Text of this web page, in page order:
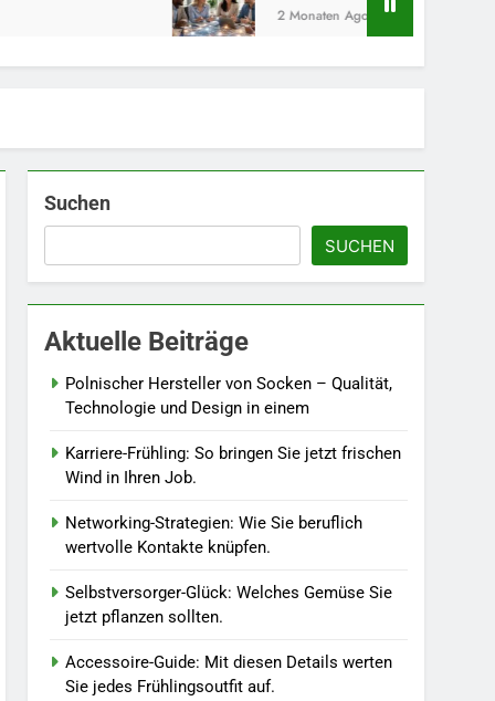
2 Monaten Ago
Suchen
SUCHEN
Aktuelle Beiträge
Polnischer Hersteller von Socken – Qualität,
Technologie und Design in einem
Karriere-Frühling: So bringen Sie jetzt frischen
Wind in Ihren Job.
Networking-Strategien: Wie Sie beruflich
wertvolle Kontakte knüpfen.
Selbstversorger-Glück: Welches Gemüse Sie
jetzt pflanzen sollten.
Accessoire-Guide: Mit diesen Details werten
Sie jedes Frühlingsoutfit auf.
5
Accessoire-Guide: Mit
diesen Details werten Sie
jedes Frühlingsoutfit auf.
MODE
6
Naturnah gärtnern: So
locken Sie Bienen und
Schmetterlinge in Ihren
LEBENSSTIL
7
Berufliche
Quereinstieg in der neuen
Saison.
LEBENSSTIL
8
Farbenpracht statt
kombinieren Sie
Pastelltöne in diesem
MODE